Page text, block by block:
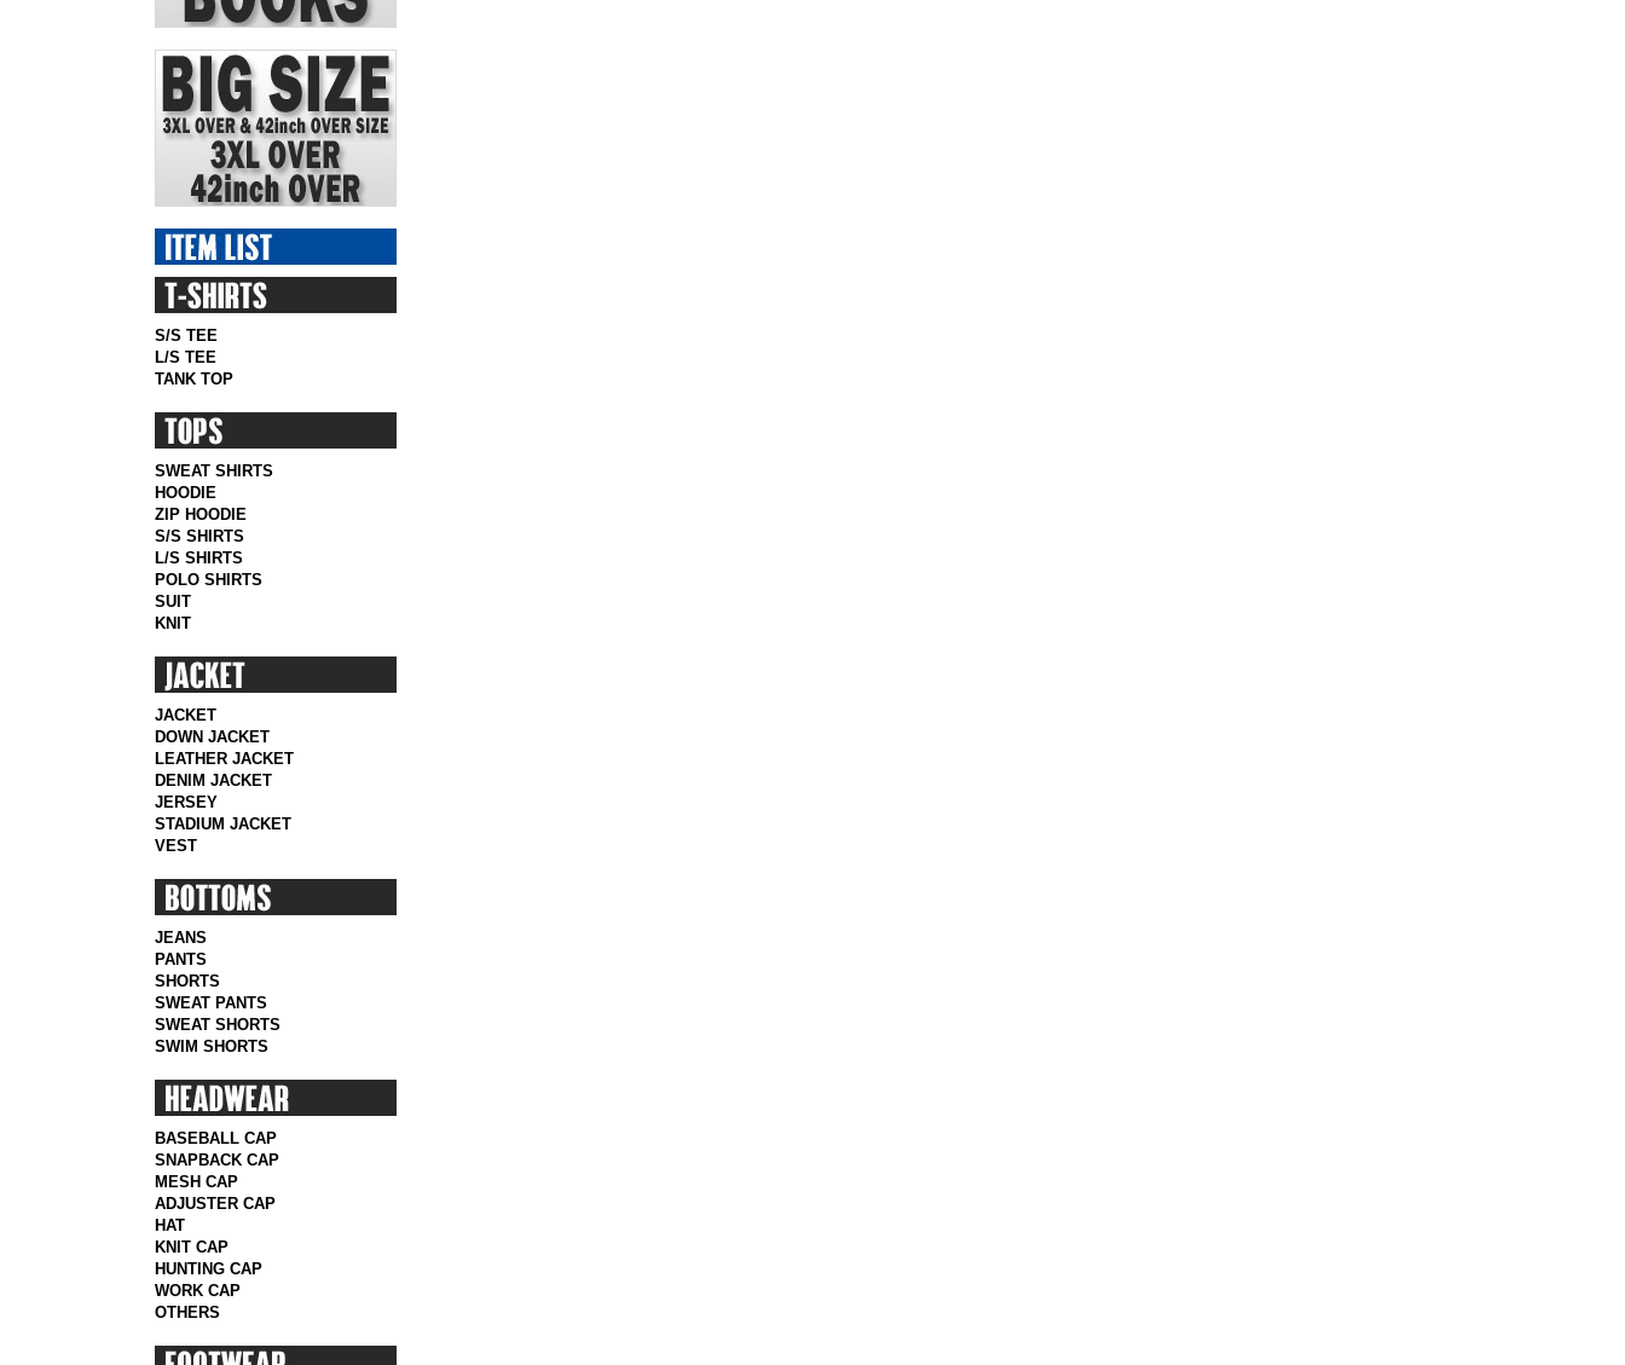
S/S TEE
L/S TEE
TANK TOP
SWEAT SHIRTS
HOODIE
ZIP HOODIE
S/S SHIRTS
L/S SHIRTS
POLO SHIRTS
SUIT
KNIT
JACKET
DOWN JACKET
LEATHER JACKET
DENIM JACKET
JERSEY
STADIUM JACKET
VEST
JEANS
PANTS
SHORTS
SWEAT PANTS
SWEAT SHORTS
SWIM SHORTS
BASEBALL CAP
SNAPBACK CAP
MESH CAP
ADJUSTER CAP
HAT
KNIT CAP
HUNTING CAP
WORK CAP
OTHERS